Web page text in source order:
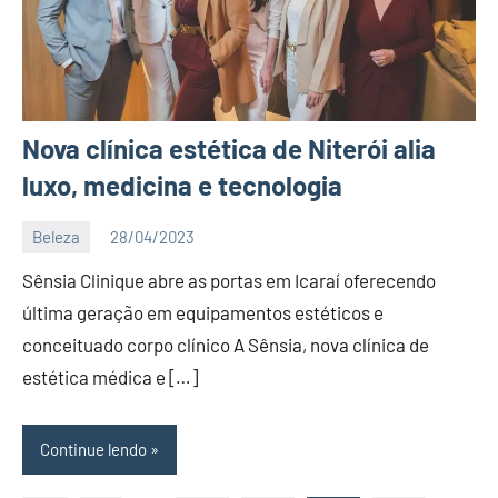
Nova clínica estética de Niterói alia
luxo, medicina e tecnologia
Beleza 28/04/2023
D
Nit
Sênsia Clinique abre as portas em Icaraí oferecendo
última geração em equipamentos estéticos e
conceituado corpo clínico A Sênsia, nova clínica de
estética médica e […]
Continue lendo